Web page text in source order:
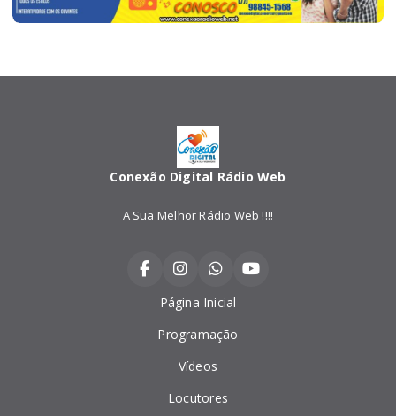
Conexão Digital Rádio Web
A Sua Melhor Rádio Web !!!!
Página Inicial
Programação
Vídeos
Locutores